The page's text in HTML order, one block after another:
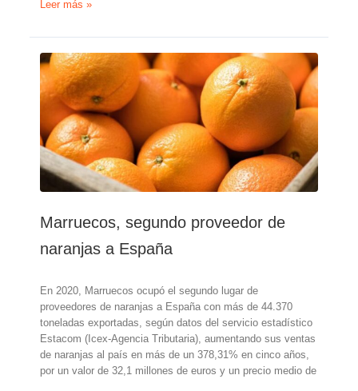
Bloqueada
entrada
de
naranjas
de
Marruecos
pimientos
de
Turquía,
con
residuos
Clorpirifos
Leer más »
Marruecos, segundo proveedor de
naranjas a España
En 2020, Marruecos ocupó el segundo lugar de
proveedores de naranjas a España con más de 44.370
toneladas exportadas, según datos del servicio estadístico
Estacom (Icex-Agencia Tributaria), aumentando sus ventas
de naranjas al país en más de un 378,31% en cinco años,
por un valor de 32,1 millones de euros y un precio medio de